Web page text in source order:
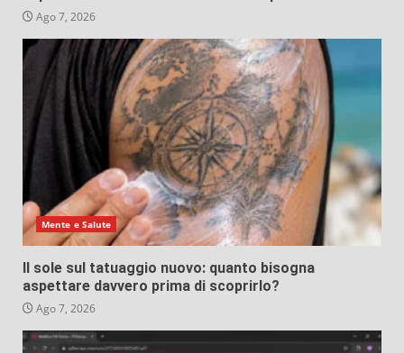
Ago 7, 2026
Mente e Salute
Il sole sul tatuaggio nuovo: quanto bisogna
aspettare davvero prima di scoprirlo?
Ago 7, 2026